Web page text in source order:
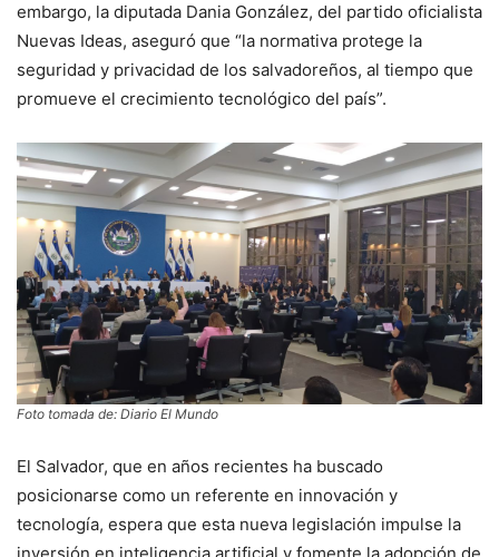
embargo, la diputada Dania González, del partido oficialista
Nuevas Ideas, aseguró que “la normativa protege la
seguridad y privacidad de los salvadoreños, al tiempo que
promueve el crecimiento tecnológico del país”.
Foto tomada de: Diario El Mundo
El Salvador, que en años recientes ha buscado
posicionarse como un referente en innovación y
tecnología, espera que esta nueva legislación impulse la